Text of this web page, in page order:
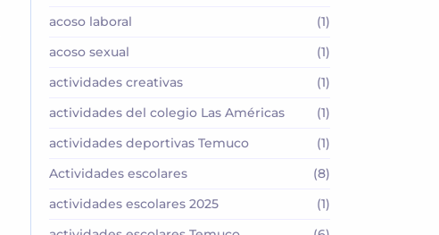
acoso laboral
(1)
acoso sexual
(1)
actividades creativas
(1)
actividades del colegio Las Américas
(1)
actividades deportivas Temuco
(1)
Actividades escolares
(8)
actividades escolares 2025
(1)